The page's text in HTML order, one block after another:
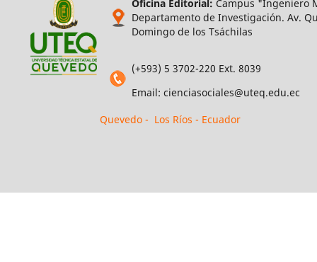
Oficina Editorial: Campus "Ingeniero
Departamento de Investigación. Av.
Domingo de los Tsáchilas
(+593) 5 3702-220 Ext. 8039
Email: cienciasociales@uteq.edu.ec
Quevedo - Los Ríos - Ecuador